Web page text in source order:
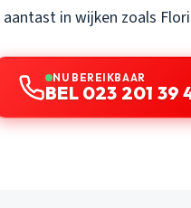
in wijken zoals
NU BEREIKBAAR
BEL 023 201 39